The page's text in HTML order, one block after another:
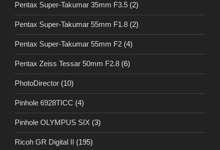
Pentax Super-Takumar 35mm F3.5 (2)
Pentax Super-Takumar 55mm F1.8 (2)
Pentax Super-Takumar 55mm F2 (4)
Pentax Zeiss Tessar 50mm F2.8 (6)
PhotoDirector (10)
Pinhole 6928TICC (4)
Pinhole OLYMPUS SIX (3)
Ricoh GR Digital II (195)